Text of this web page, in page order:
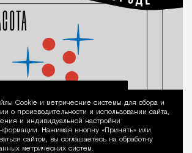
Уведомление
Сookie и метрические системы для сбора и
о производительности и использовании сайта,
и индивидуальной настройки
Нажимая кнопку «Принять» или
сайтом, вы соглашаетесь на обработку
метрических систем.